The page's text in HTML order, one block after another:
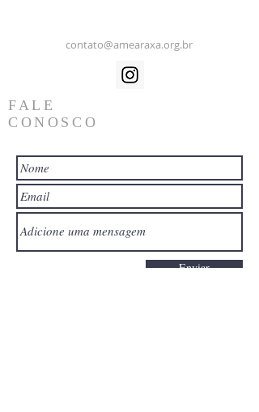
contato@amearaxa.org.br
FALE
CONOSCO
Enviar